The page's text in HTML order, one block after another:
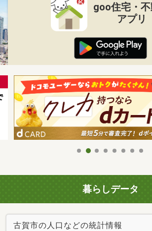
goo住宅・
アプリ
暮らしデータ
古賀市の人口などの統計情報